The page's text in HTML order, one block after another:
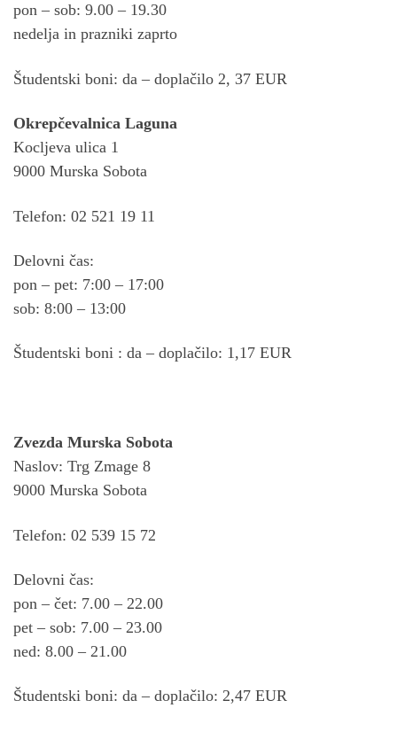
pon – sob: 9.00 – 19.30
nedelja in prazniki zaprto
Študentski boni: da – doplačilo 2, 37 EUR
Okrepčevalnica Laguna
Kocljeva ulica 1
9000 Murska Sobota
Telefon: 02 521 19 11
Delovni čas:
pon – pet: 7:00 – 17:00
sob: 8:00 – 13:00
Študentski boni : da – doplačilo: 1,17 EUR
Zvezda Murska Sobota
Naslov: Trg Zmage 8
9000 Murska Sobota
Telefon: 02 539 15 72
Delovni čas:
pon – čet: 7.00 – 22.00
pet – sob: 7.00 – 23.00
ned: 8.00 – 21.00
Študentski boni: da – doplačilo: 2,47 EUR